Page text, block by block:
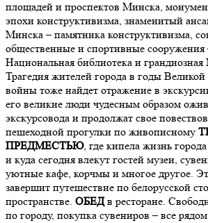
площадей и проспектов Минска,
эпохи конструктивизма, знаменитый
Минска – памятника конструктивизма,
общественные и спортивные сооружения
Национальная библиотека и
Трагедия жителей города в годы
войны тоже найдет отражение в
его великие люди чудесным образом
экскурсовода и продолжат свое
пешеходной прогулки по живописному
ПРЕДМЕСТЬЮ, где кипела жизнь
и куда сегодня влекут гостей музеи,
уютные кафе, корчмы и многое другое.
завершит путешествие по белорусской
пространстве. ОБЕДв ресторане.
по городу, покупка сувениров – все